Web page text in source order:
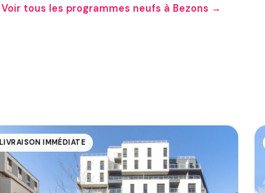
Voir tous les programmes neufs à Bezons →
LIVRAISON IMMÉDIATE